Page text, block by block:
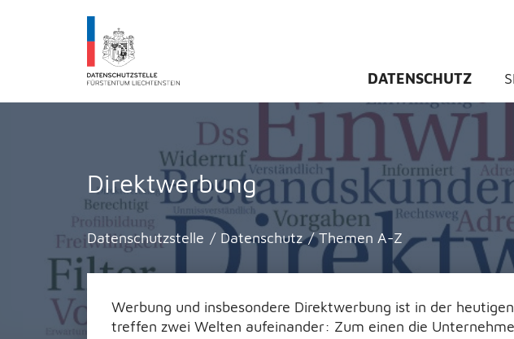
Datenschutzstelle Fürstentums Liechtenstein
DATENSCHUTZ
Direktwerbung
Datenschutzstelle / Datenschutz / Themen A-Z
Werbung und insbesondere Direktwerbung ist in der
treffen zwei Welten aufeinander: Zum einen die